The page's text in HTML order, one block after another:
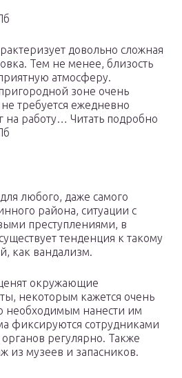
довольно сложная
Тем не менее, близость
атмосферу.
зоне очень
требуется ежедневно
на работу… Читать подробно
любого, даже самого
района, ситуации с
преступлениями, в
тенденция к такому
как вандализм.
окружающие
некоторым кажется очень
необходимым нанести им
фиксируются сотрудниками
регулярно. Также
из музеев и запасников.